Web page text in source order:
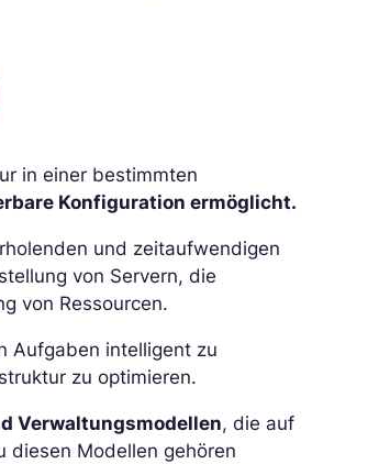
in einer bestimmten
Konfiguration ermöglicht.
und zeitaufwendigen
von Servern, die
von Ressourcen.
Aufgaben intelligent zu
zu optimieren.
Verwaltungsmodellen, die auf
diesen Modellen gehören